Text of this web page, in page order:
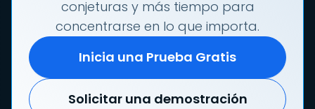
conjeturas y más tiempo para
concentrarse en lo que importa.
Inicia una Prueba Gratis
Solicitar una demostración